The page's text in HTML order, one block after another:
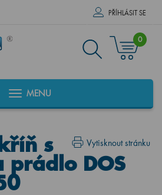
PŘÍHLÁSIT SE
0
MENU
Vytisknout stránku
s
prádlo DOS